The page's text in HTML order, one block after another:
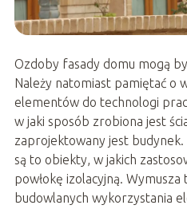
Ozdoby fasady domu mogą
Należy natomiast pamiętać o
elementów do technologi
w jaki sposób zrobiona jest
zaprojektowany jest
są to obiekty, w jakich
powłokę izolacyjną.
budowlanych wykorzystania